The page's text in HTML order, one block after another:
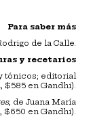
Para saber más
de la Calle.
y recetarios
tónicos; editorial
$585 en Gandhi).
, de Juana María
en Gandhi).